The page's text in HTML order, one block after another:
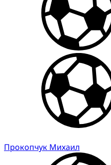
Прокопчук Михаил